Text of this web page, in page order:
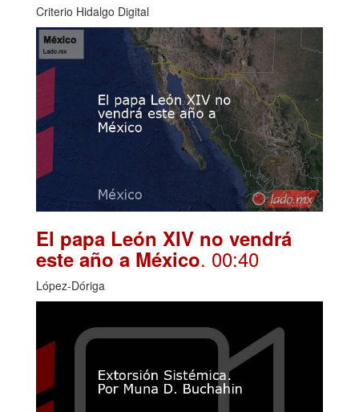
Criterio Hidalgo Digital
El papa León XIV no vendrá
este año a México. 00:40
López-Dóriga